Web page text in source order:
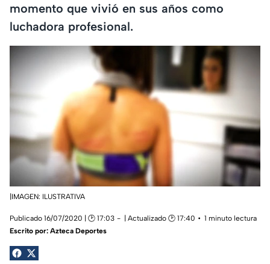
momento que vivió en sus años como
luchadora profesional.
|IMAGEN: ILUSTRATIVA
Publicado 16/07/2020 | 🕑 17:03 | Actualizado 🕑 17:40
1 minuto lectura
Escrito por: Azteca Deportes